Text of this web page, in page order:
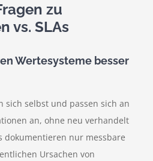
zu
vs. SLAs
Wertesysteme besser
sich selbst und passen sich an
an, ohne neu verhandelt
dokumentieren nur messbare
Ursachen von